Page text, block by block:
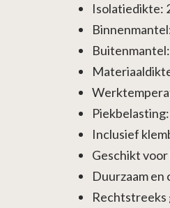
Isolatiedikte:
Inclusief
Geschikt
Duurzaam